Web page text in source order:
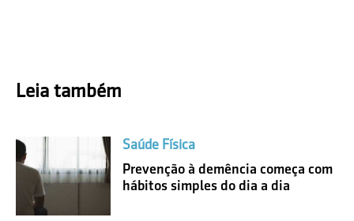
Leia também
Saúde Física
Prevenção à demência começa com
hábitos simples do dia a dia